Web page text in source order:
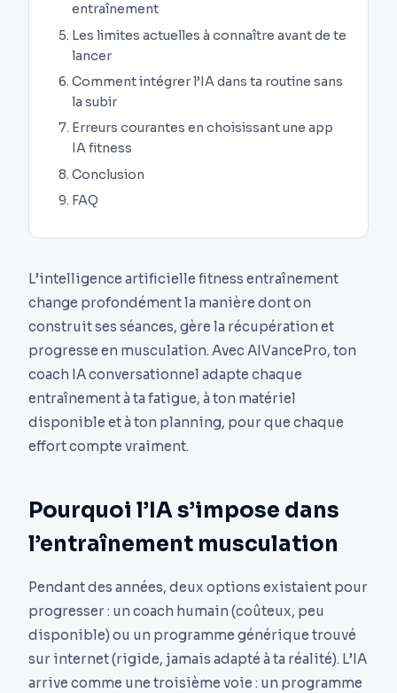
entraînement
Les limites actuelles à connaître avant de te
lancer
Comment intégrer l’IA dans ta routine sans
la subir
Erreurs courantes en choisissant une app
IA fitness
Conclusion
FAQ
L’intelligence artificielle fitness entraînement
change profondément la manière dont on
construit ses séances, gère la récupération et
progresse en musculation. Avec AIVancePro, ton
coach IA conversationnel adapte chaque
entraînement à ta fatigue, à ton matériel
disponible et à ton planning, pour que chaque
effort compte vraiment.
Pourquoi l’IA s’impose dans
l’entraînement musculation
Pendant des années, deux options existaient pour
progresser : un coach humain (coûteux, peu
disponible) ou un programme générique trouvé
sur internet (rigide, jamais adapté à ta réalité). L’IA
arrive comme une troisième voie : un programme